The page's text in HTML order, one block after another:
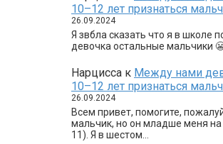
10–12 лет признаться
26.09.2024
Я звбла сказать что я в школе
девочка остальные мальчики
Нарцисса к Между нами
10–12 лет признаться
26.09.2024
Всем привет, помогите,
мальчик, но он младше меня
11). Я в шестом…